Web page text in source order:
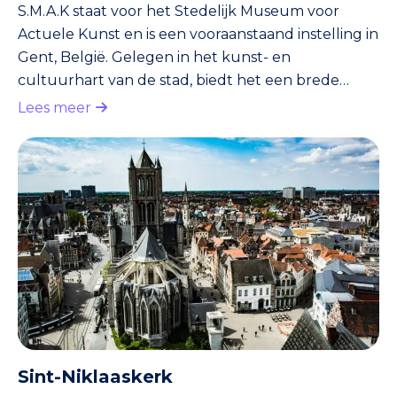
S.M.A.K staat voor het Stedelijk Museum voor
Actuele Kunst en is een vooraanstaand instelling in
Gent, België. Gelegen in het kunst- en
cultuurhart van de stad, biedt het een brede
verzameling van hedendaagse kunst en
van het S.M.A.K. symboliseert Gent’s toewijding aan
de kunsten, waarbij het museum dient als een
platform voor zowel gevestigde als opkomende
kunstenaars. Geschiedenis van S.M.A.K S.M.A.K
werd opgericht in 1999 en vond onderdak
Lees meer
Sint-Niklaaskerk